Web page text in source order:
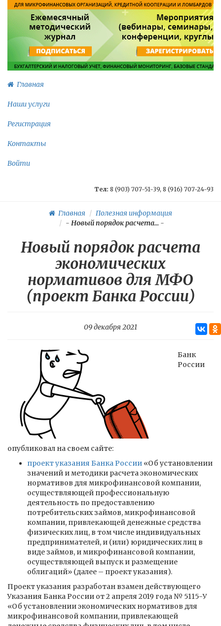
Главная
Наши услуги
Регистрация
Контакты
Войти
Тел: 8 (903) 707-51-39, 8 (916) 707-24-93
Главная
Полезная информация
- Новый порядок расчета... -
Новый порядок расчета
экономических
нормативов для МФО
(проект Банка России)
09 декабря 2021
Банк
России
опубликовал на своем сайте:
проект указания Банка России «Об установлении
значений и методики расчета экономических
нормативов для микрофинансовой компании,
осуществляющей профессиональную
деятельность по предоставлению
потребительских займов, микрофинансовой
компании, привлекающей денежные средства
физических лиц, в том числе индивидуальных
предпринимателей, и (или) юридических лиц в
виде займов, и микрофинансовой компании,
осуществляющей выпуск и размещение
облигаций» (далее – проект указания).
Проект указания разработан взамен действующего
Указания Банка России от 2 апреля 2019 года № 5115-У
«Об установлении экономических нормативов для
микрофинансовой компании, привлекающей